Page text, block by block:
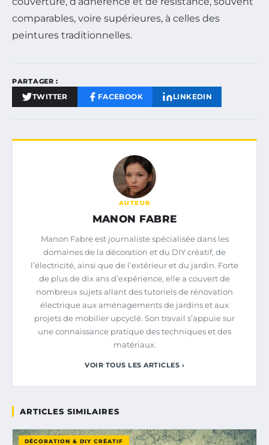
comparables, voire supérieures, à celles des
peintures traditionnelles.
PARTAGER :
TWITTER FACEBOOK LINKEDIN
AUTEUR
MANON FABRE
Manon Fabre est journaliste spécialisée dans les
domaines de la décoration et du DIY créatif, de
l’électricité, ainsi que de l’extérieur et du jardin. Forte
de plus de dix ans d’expérience, elle a couvert de
nombreux sujets allant des tutoriels de rénovation
électrique aux aménagements de jardins et aux
projets de mobilier upcyclé. Son travail s’appuie sur
une connaissance pratique des techniques et des
matériaux.
VOIR TOUS LES ARTICLES ›
ARTICLES SIMILAIRES
DÉCORATION & DIY CRÉATIF